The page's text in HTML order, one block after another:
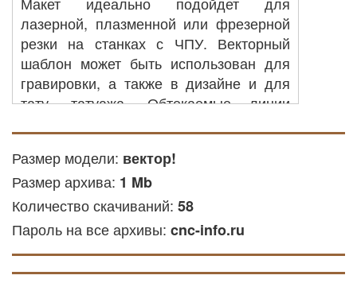
лазерной, плазменной или фрезерной
резки на станках с ЧПУ. Векторный
шаблон может быть использован для
гравировки, а также в дизайне и для
тату, татуажа. Обтекаемые линии
металле, дереве или пластике.
ЧПУ резка: вы можете
использовать его для создания
деталей из дерева, акриловых или
других доступных материалов на
оборудовании с ЧПУ.
Размер модели: вектор!
Размер архива: 1 Mb
Количество скачиваний: 58
Пароль на все архивы: cnc-info.ru